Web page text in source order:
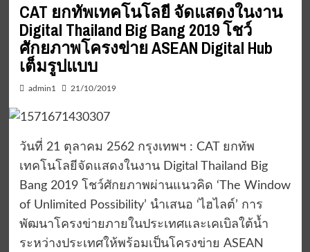
CAT ยกทัพเทคโนโลยี จัดแสดงในงาน
Digital Thailand Big Bang 2019 โชว์
ศักยภาพโครงข่าย ASEAN Digital Hub
เต็มรูปแบบ
admin1 21/10/2019
วันที่ 21 ตุลาคม 2562 กรุงเทพฯ : CAT ยกทัพ
เทคโนโลยีจัดแสดงในงาน Digital Thailand Big
Bang 2019 โชว์ศักยภาพผ่านแนวคิด ‘The Window
of Unlimited Possibility’ นำเสนอ ‘ไฮไลต์’ การ
พัฒนาโครงข่ายภายในประเทศและเคเบิลใต้น้ำ
ระหว่างประเทศให้พร้อมเป็นโครงข่าย ASEAN